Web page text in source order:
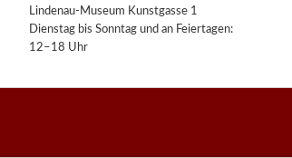
Lindenau-Museum Kunstgasse 1
Dienstag bis Sonntag und an Feiertagen:
12–18 Uhr